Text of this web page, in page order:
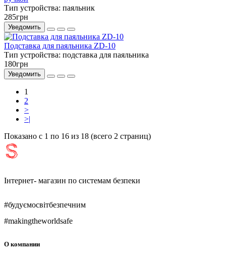
Тип устройства: паяльник
285грн
Уведомить
Подставка для паяльника ZD-10
Тип устройства: подставка для паяльника
180грн
Уведомить
1
2
>
>|
Показано с 1 по 16 из 18 (всего 2 страниц)
Інтернет- магазин по системам безпеки
#будуємосвітбезпечним
#makingtheworldsafe
О компании